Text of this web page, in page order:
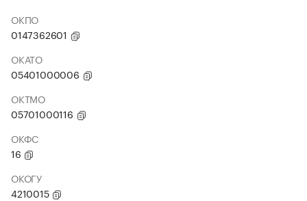
ОКПО
0147362601
ОКАТО
05401000006
ОКТМО
05701000116
ОКФС
16
ОКОГУ
4210015